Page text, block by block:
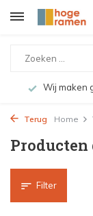
Wij maken
Terug Home
Producten
Filter